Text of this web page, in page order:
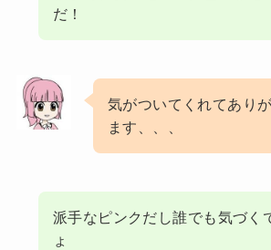
だ！
気がついてくれてあり
ます、、、
派手なピンクだし誰でも気づく
ょ